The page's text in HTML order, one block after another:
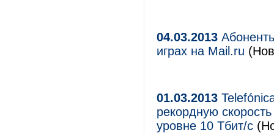
04.03.2013
играх на Mail.ru
01.03.2013
рекордную
уровне 10 Тбит/c